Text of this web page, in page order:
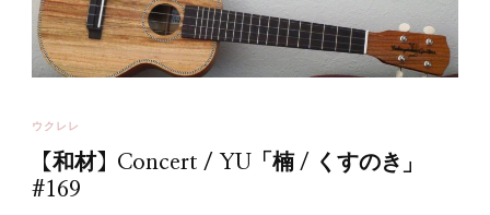
ウクレレ
【和材】Concert / YU「楠 / くすのき」
#169